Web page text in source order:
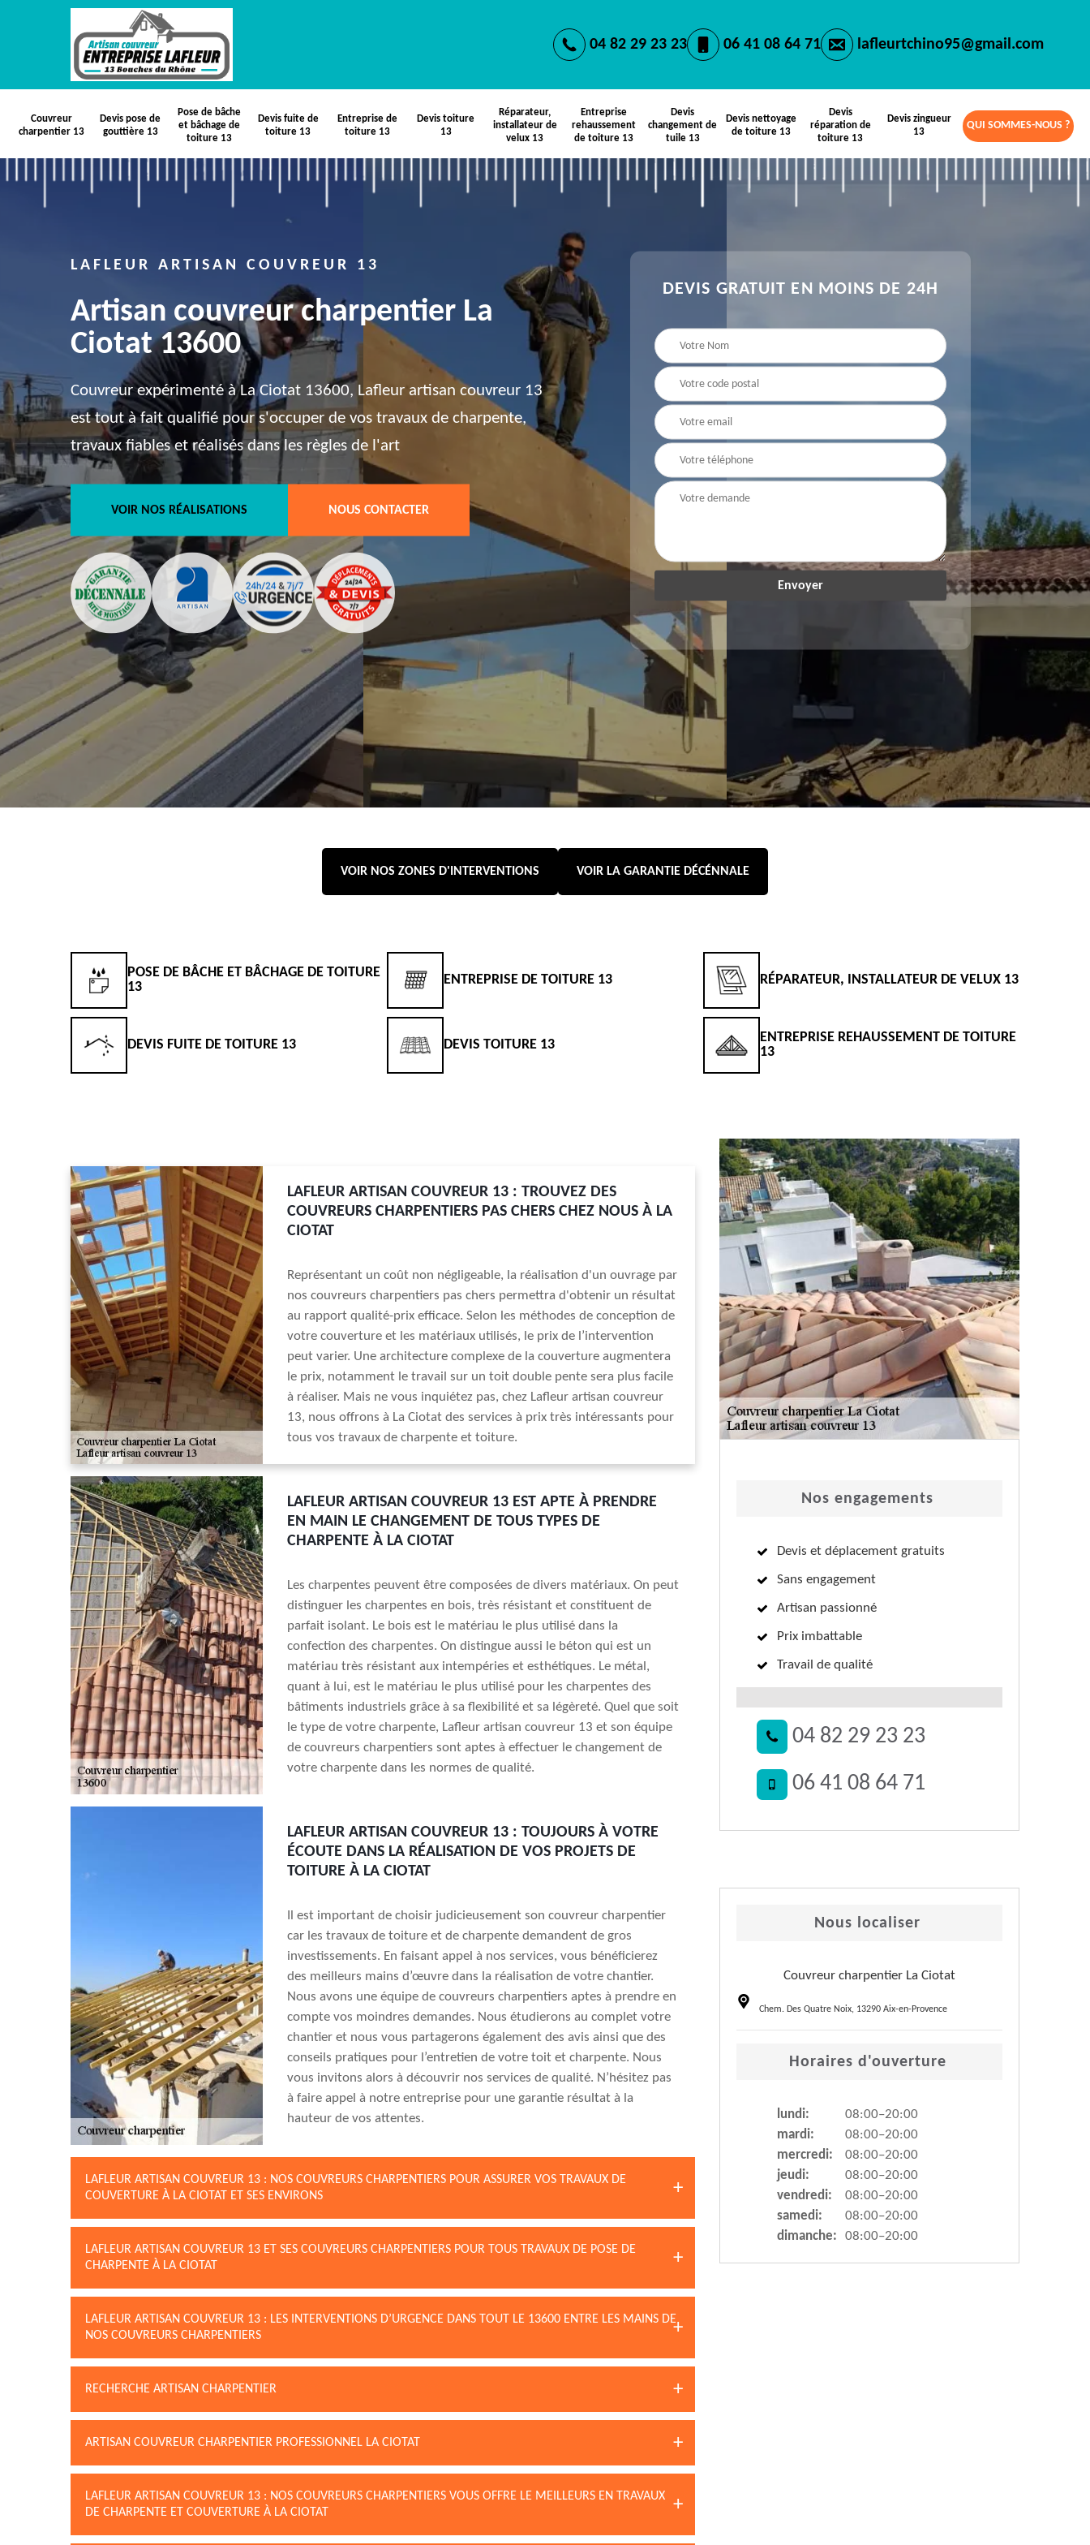
04 82 29 23 23 06 41 08 64 71 lafleurtchino95@gmail.com
Couvreur
charpentier 13
Devis pose de
gouttière 13
Pose de bâche
et bâchage de
toiture 13
Devis fuite de
toiture 13
Entreprise de
toiture 13
Devis toiture
13
Réparateur,
installateur de
velux 13
Entreprise
rehaussement
de toiture 13
Devis
changement de
tuile 13
Devis nettoyage
de toiture 13
Devis
réparation de
toiture 13
Devis zingueur
13
QUI SOMMES-NOUS ?
LAFLEUR ARTISAN COUVREUR 13
Artisan couvreur charpentier La
Ciotat 13600
Couvreur expérimenté à La Ciotat 13600, Lafleur artisan couvreur 13
est tout à fait qualifié pour s'occuper de vos travaux de charpente,
travaux fiables et réalisés dans les règles de l'art
VOIR NOS RÉALISATIONS NOUS CONTACTER
DEVIS GRATUIT EN MOINS DE 24H
VOIR NOS ZONES D'INTERVENTIONS VOIR LA GARANTIE DÉCÉNNALE
POSE DE BÂCHE ET BÂCHAGE DE TOITURE
13
DEVIS FUITE DE TOITURE 13
ENTREPRISE DE TOITURE 13
DEVIS TOITURE 13
RÉPARATEUR, INSTALLATEUR DE VELUX 13
ENTREPRISE REHAUSSEMENT DE TOITURE
13
LAFLEUR ARTISAN COUVREUR 13 : TROUVEZ DES
COUVREURS CHARPENTIERS PAS CHERS CHEZ NOUS À LA
CIOTAT
Représentant un coût non négligeable, la réalisation d'un ouvrage par
nos couvreurs charpentiers pas chers permettra d'obtenir un résultat
au rapport qualité-prix efficace. Selon les méthodes de conception de
votre couverture et les matériaux utilisés, le prix de l’intervention
peut varier. Une architecture complexe de la couverture augmentera
le prix, notamment le travail sur un toit double pente sera plus facile
à réaliser. Mais ne vous inquiétez pas, chez Lafleur artisan couvreur
13, nous offrons à La Ciotat des services à prix très intéressants pour
tous vos travaux de charpente et toiture.
LAFLEUR ARTISAN COUVREUR 13 EST APTE À PRENDRE
EN MAIN LE CHANGEMENT DE TOUS TYPES DE
CHARPENTE À LA CIOTAT
Les charpentes peuvent être composées de divers matériaux. On peut
distinguer les charpentes en bois, très résistant et constituent de
parfait isolant. Le bois est le matériau le plus utilisé dans la
confection des charpentes. On distingue aussi le béton qui est un
matériau très résistant aux intempéries et esthétiques. Le métal,
quant à lui, est le matériau le plus utilisé pour les charpentes des
bâtiments industriels grâce à sa flexibilité et sa légèreté. Quel que soit
le type de votre charpente, Lafleur artisan couvreur 13 et son équipe
de couvreurs charpentiers sont aptes à effectuer le changement de
votre charpente dans les normes de qualité.
LAFLEUR ARTISAN COUVREUR 13 : TOUJOURS À VOTRE
ÉCOUTE DANS LA RÉALISATION DE VOS PROJETS DE
TOITURE À LA CIOTAT
Il est important de choisir judicieusement son couvreur charpentier
car les travaux de toiture et de charpente demandent de gros
investissements. En faisant appel à nos services, vous bénéficierez
des meilleurs mains d’œuvre dans la réalisation de votre chantier.
Nous avons une équipe de couvreurs charpentiers aptes à prendre en
compte vos moindres demandes. Nous étudierons au complet votre
chantier et nous vous partagerons également des avis ainsi que des
conseils pratiques pour l’entretien de votre toit et charpente. Nous
vous invitons alors à découvrir nos services de qualité. N’hésitez pas
à faire appel à notre entreprise pour une garantie résultat à la
hauteur de vos attentes.
LAFLEUR ARTISAN COUVREUR 13 : NOS COUVREURS CHARPENTIERS POUR ASSURER VOS TRAVAUX DE
COUVERTURE À LA CIOTAT ET SES ENVIRONS
LAFLEUR ARTISAN COUVREUR 13 ET SES COUVREURS CHARPENTIERS POUR TOUS TRAVAUX DE POSE DE
CHARPENTE À LA CIOTAT
LAFLEUR ARTISAN COUVREUR 13 : LES INTERVENTIONS D’URGENCE DANS TOUT LE 13600 ENTRE LES MAINS DE
NOS COUVREURS CHARPENTIERS
RECHERCHE ARTISAN CHARPENTIER
ARTISAN COUVREUR CHARPENTIER PROFESSIONNEL LA CIOTAT
LAFLEUR ARTISAN COUVREUR 13 : NOS COUVREURS CHARPENTIERS VOUS OFFRE LE MEILLEURS EN TRAVAUX
DE CHARPENTE ET COUVERTURE À LA CIOTAT
Nos engagements
Devis et déplacement gratuits
Sans engagement
Artisan passionné
Prix imbattable
Travail de qualité
04 82 29 23 23
06 41 08 64 71
Nous localiser
Couvreur charpentier La Ciotat
Chem. Des Quatre Noix, 13290 Aix-en-Provence
Horaires d'ouverture
lundi:
08:00–20:00
mardi:
08:00–20:00
mercredi:
08:00–20:00
jeudi:
08:00–20:00
vendredi:
08:00–20:00
samedi:
08:00–20:00
dimanche:
08:00–20:00